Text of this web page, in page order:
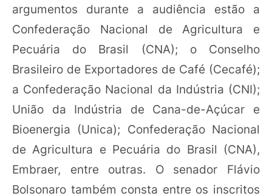
argumentos durante a audiência estão a
Confederação Nacional de Agricultura e
Pecuária do Brasil (CNA); o Conselho
Brasileiro de Exportadores de Café (Cecafé);
a Confederação Nacional da Indústria (CNI);
União da Indústria de Cana-de-Açúcar e
Bioenergia (Unica); Confederação Nacional
de Agricultura e Pecuária do Brasil (CNA),
Embraer, entre outras. O senador Flávio
Bolsonaro também consta entre os inscritos